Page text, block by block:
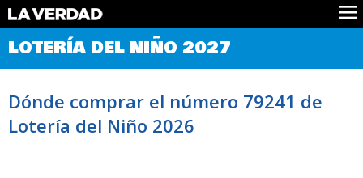
Comprobar Loteria del Niño
Premios
Noticias
Datos
LOTERÍA DEL NIÑO 2027
Dónde comprar el número 79241 de
Lotería del Niño 2026